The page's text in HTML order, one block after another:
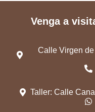
Venga a
Calle Virgen de
Taller: Calle